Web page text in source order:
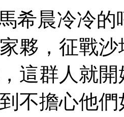
希晨冷冷的
夥，征戰
這群人就
不擔心他